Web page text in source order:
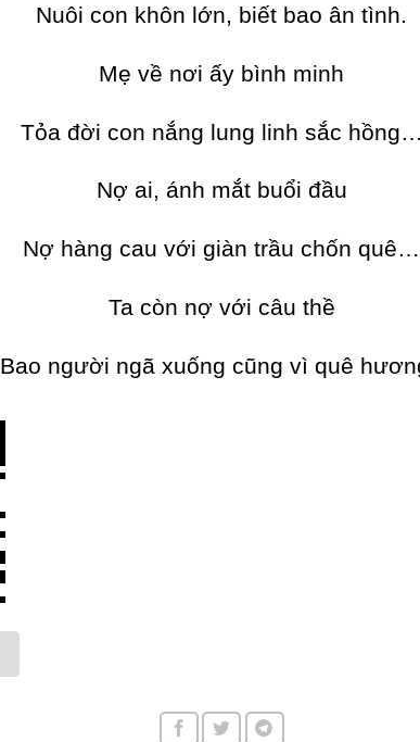
Nuôi con khôn lớn, biết bao ân tình.
Mẹ về nơi ấy bình minh
Tỏa đời con nắng lung linh sắc hồng…
Nợ ai, ánh mắt buổi đầu
Nợ hàng cau với giàn trầu chốn quê…
Ta còn nợ với câu thề
Bao người ngã xuống cũng vì quê